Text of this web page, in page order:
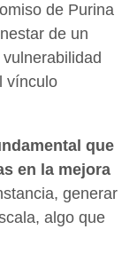
de Purina
de un
vínculo
que
en la mejora
generar
algo que